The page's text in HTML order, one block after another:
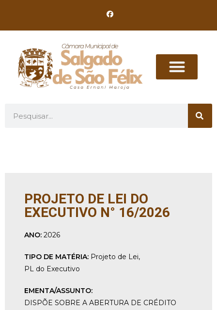
PROJETO DE LEI DO
EXECUTIVO N° 16/2026
ANO: 2026
TIPO DE MATÉRIA: Projeto de Lei,
PL do Executivo
EMENTA/ASSUNTO:
DISPÕE SOBRE A ABERTURA DE CRÉDITO